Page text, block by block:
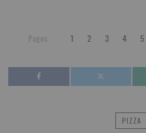
Pages: 1 2 3 4 5
PIZZA